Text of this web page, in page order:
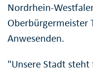
Nordrhein-
Oberbürgermeister
Anwesenden.
"Unsere Stadt